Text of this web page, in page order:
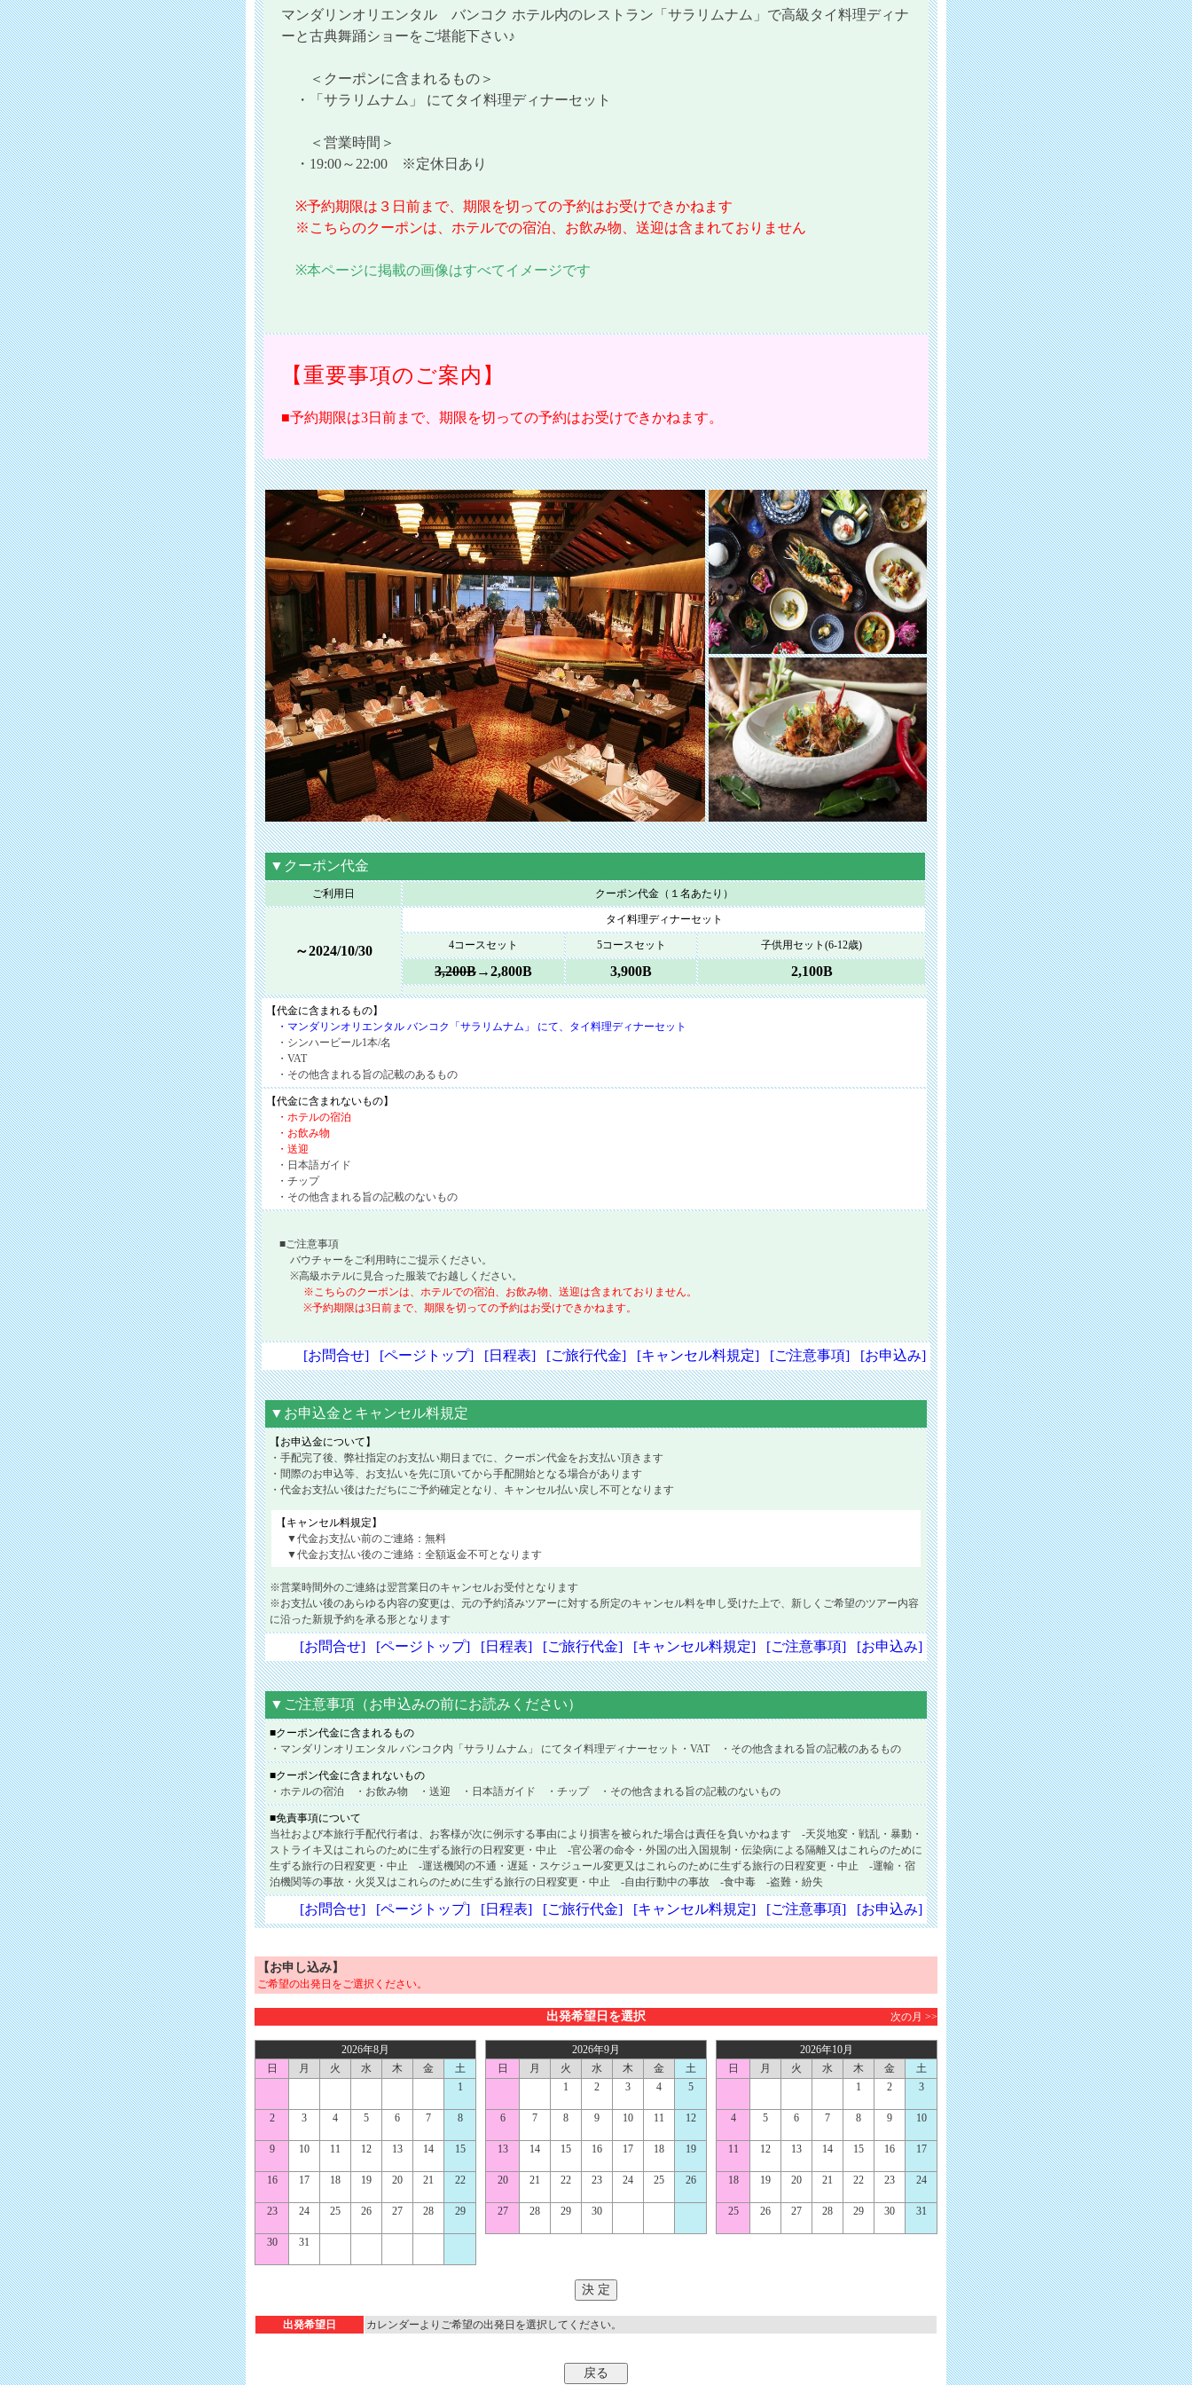
マンダリンオリエンタル バンコク ホテル内のレストラン「サラリムナム」で高級タイ料理ディナ
ーと古典舞踊ショーをご堪能下さい♪
＜クーポンに含まれるもの＞
・「サラリムナム」 にてタイ料理ディナーセット
＜営業時間＞
・19:00～22:00 ※定休日あり
※予約期限は３日前まで、期限を切っての予約はお受けできかねます
※こちらのクーポンは、ホテルでの宿泊、お飲み物、送迎は含まれておりません
※本ページに掲載の画像はすべてイメージです
【重要事項のご案内】
■予約期限は3日前まで、期限を切っての予約はお受けできかねます。
▼クーポン代金
ご利用日 クーポン代金（１名あたり）
～2024/10/30
タイ料理ディナーセット
4コースセット 5コースセット 子供用セット(6-12歳)
3,200B→2,800B 3,900B 2,100B
【代金に含まれるもの】
・マンダリンオリエンタル バンコク「サラリムナム」 にて、タイ料理ディナーセット
・シンハービール1本/名
・VAT
・その他含まれる旨の記載のあるもの
【代金に含まれないもの】
・ホテルの宿泊
・お飲み物
・送迎
・日本語ガイド
・チップ
・その他含まれる旨の記載のないもの
■ご注意事項
バウチャーをご利用時にご提示ください。
※高級ホテルに見合った服装でお越しください。
※こちらのクーポンは、ホテルでの宿泊、お飲み物、送迎は含まれておりません。
※予約期限は3日前まで、期限を切っての予約はお受けできかねます。
[お問合せ] [ページトップ] [日程表] [ご旅行代金] [キャンセル料規定] [ご注意事項] [お申込み]
▼お申込金とキャンセル料規定
【お申込金について】
・手配完了後、弊社指定のお支払い期日までに、クーポン代金をお支払い頂きます
・間際のお申込等、お支払いを先に頂いてから手配開始となる場合があります
・代金お支払い後はただちにご予約確定となり、キャンセル払い戻し不可となります
【キャンセル料規定】
▼代金お支払い前のご連絡：無料
▼代金お支払い後のご連絡：全額返金不可となります
※営業時間外のご連絡は翌営業日のキャンセルお受付となります
※お支払い後のあらゆる内容の変更は、元の予約済みツアーに対する所定のキャンセル料を申し受けた上で、新しくご希望のツアー内容
に沿った新規予約を承る形となります
[お問合せ] [ページトップ] [日程表] [ご旅行代金] [キャンセル料規定] [ご注意事項] [お申込み]
▼ご注意事項（お申込みの前にお読みください）
■クーポン代金に含まれるもの
・マンダリンオリエンタル バンコク内「サラリムナム」 にてタイ料理ディナーセット・VAT ・その他含まれる旨の記載のあるもの
■クーポン代金に含まれないもの
・ホテルの宿泊 ・お飲み物 ・送迎 ・日本語ガイド ・チップ ・その他含まれる旨の記載のないもの
■免責事項について
当社および本旅行手配代行者は、お客様が次に例示する事由により損害を被られた場合は責任を負いかねます -天災地変・戦乱・暴動・
ストライキ又はこれらのために生ずる旅行の日程変更・中止 -官公署の命令・外国の出入国規制・伝染病による隔離又はこれらのために
生ずる旅行の日程変更・中止 -運送機関の不通・遅延・スケジュール変更又はこれらのために生ずる旅行の日程変更・中止 -運輸・宿
泊機関等の事故・火災又はこれらのために生ずる旅行の日程変更・中止 -自由行動中の事故 -食中毒 -盗難・紛失
[お問合せ] [ページトップ] [日程表] [ご旅行代金] [キャンセル料規定] [ご注意事項] [お申込み]
【お申し込み】
ご希望の出発日をご選択ください。
出発希望日を選択 次の月 >>
2026年8月
日
月 火 水 木 金
土
1
2 3 4 5 6 7 8
9 10 11 12 13 14 15
16 17 18 19 20 21 22
23 24 25 26 27 28 29
30 31
2026年9月
日
月 火 水 木 金
土
1
2 3 4 5
6 7 8 9 10 11 12
13 14 15 16 17 18 19
20 21 22 23 24 25 26
27 28 29 30
2026年10月
日
月 火 水 木 金
土
1
2 3
4 5 6 7 8 9 10
11 12 13 14 15 16 17
18 19 20 21 22 23 24
25 26 27 28 29 30 31
出発希望日 カレンダーよりご希望の出発日を選択してください。